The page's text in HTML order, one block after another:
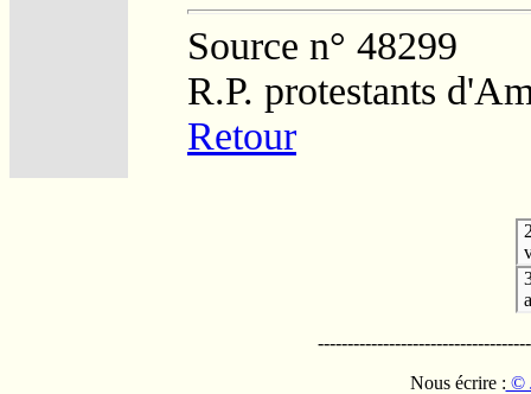
Source n° 48299
R.P. protestants
Retour
Nous écrire : ©